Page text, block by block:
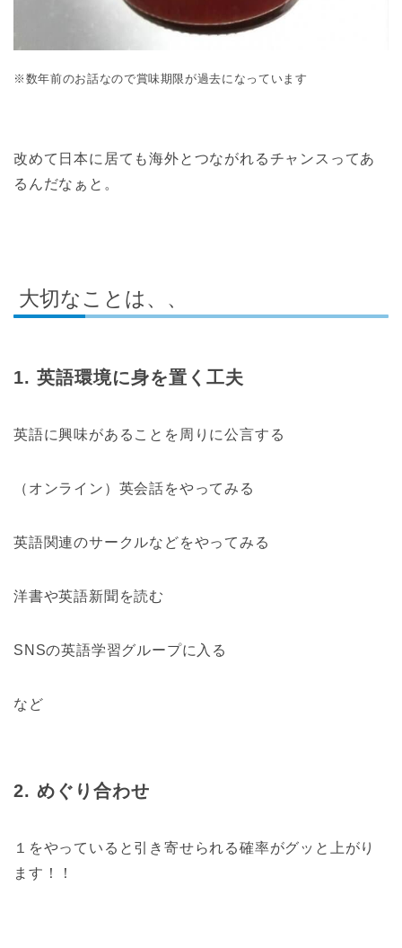
※数年前のお話なので賞味期限が過去になっています
改めて日本に居ても海外とつながれるチャンスってあ
るんだなぁと。
大切なことは、、
1. 英語環境に身を置く工夫
英語に興味があることを周りに公言する
（オンライン）英会話をやってみる
英語関連のサークルなどをやってみる
洋書や英語新聞を読む
SNSの英語学習グループに入る
など
2. めぐり合わせ
１をやっていると引き寄せられる確率がグッと上がり
ます！！